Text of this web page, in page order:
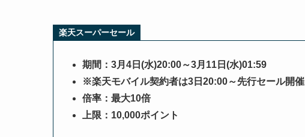
楽天スーパーセール
期間：3月4日(水)20:00～3月11日(水)01:59
※楽天モバイル契約者は3日20:00～先行セール開催
倍率：最大10倍
上限：10,000ポイント